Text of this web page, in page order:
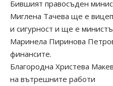
Бившият правосъден
Миглена Тачева ще е
и сигурност и ще е
Маринела Пиринова
финансите.
Благородна Христева
на вътрешните работи